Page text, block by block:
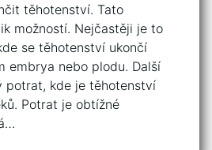
těhotenství. Tato
možností. Nejčastěji je to
se těhotenství ukončí
embrya nebo plodu. Další
potrat, kde je těhotenství
Potrat je obtížné